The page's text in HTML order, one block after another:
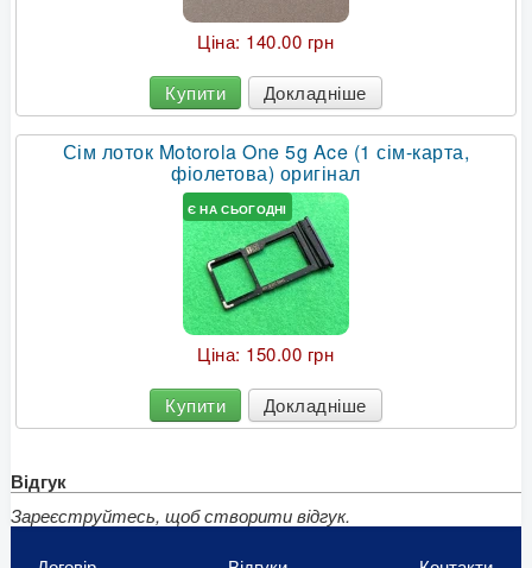
Ціна: 140.00 грн
Купити Докладніше
Сім лоток Motorola One 5g Ace (1 сім-карта,
фіолетова) оригінал
Є НА СЬОГОДНІ
Ціна: 150.00 грн
Купити Докладніше
Відгук
Зареєструйтесь, щоб створити відгук.